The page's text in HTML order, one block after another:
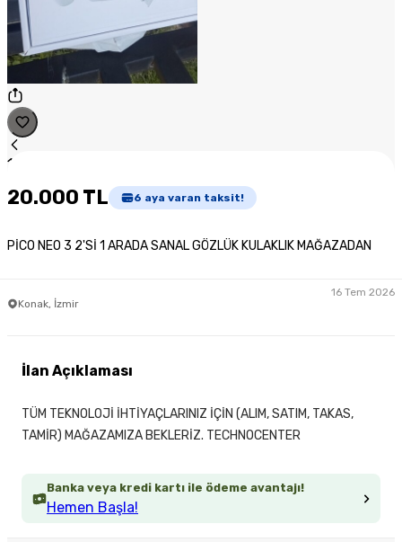
1
20.000 TL 6 aya varan taksit!
PİCO NEO 3 2'Sİ 1 ARADA SANAL GÖZLÜK KULAKLIK MAĞAZADAN
Konak, İzmir
16 Tem 2026
Banka veya kredi kartı ile ödeme avantajı!
Hemen Başla!
İlan Açıklaması
TÜM TEKNOLOJİ İHTİYAÇLARINIZ İÇİN (ALIM, SATIM, TAKAS,
TAMİR) MAĞAZAMIZA BEKLERİZ. TECHNOCENTER